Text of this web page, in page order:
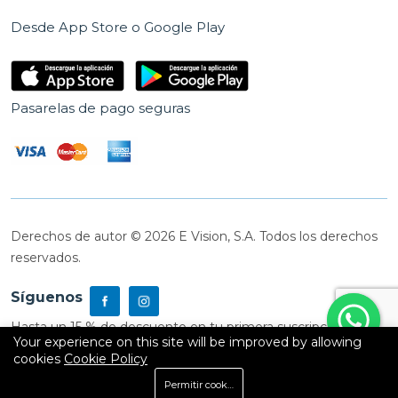
Desde App Store o Google Play
Pasarelas de pago seguras
Derechos de autor © 2026 E Vision, S.A. Todos los derechos
reservados.
Síguenos
Hasta un 15 % de descuento en tu primera suscripción
Carrito
Your experience on this site will be improved by allowing
cookies Cookie Policy
Permitir cookies